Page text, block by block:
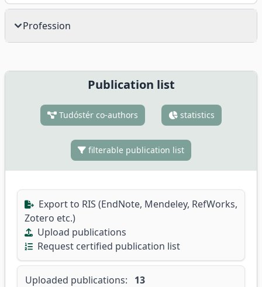
Profession
Publication list
Tudóstér co-authors statistics
filterable publication list
Export to RIS (EndNote, Mendeley, RefWorks,
Zotero etc.)
Upload publications
Request certified publication list
Uploaded publications:
13